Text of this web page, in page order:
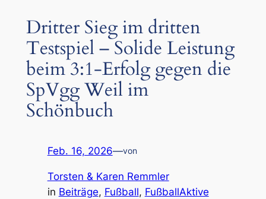
Dritter Sieg im dritten
Testspiel – Solide Leistung
beim 3:1-Erfolg gegen die
SpVgg Weil im
Schönbuch
Feb. 16, 2026—von
Torsten & Karen Remmler
in Beiträge, Fußball, FußballAktive